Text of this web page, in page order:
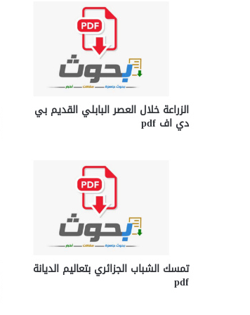
الزراعة خلال العصر البابلي القديم بي
دي اف pdf
تمسك الشباب الجزائري بتعاليم الديانة
pdf